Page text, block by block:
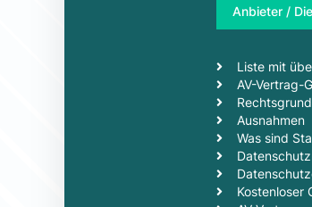
Anbieter /
Liste mit
AV-Vertrag-
Ausnahmen
Was sind
Kostenloser